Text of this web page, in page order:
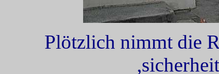
Plötzlich nimmt die